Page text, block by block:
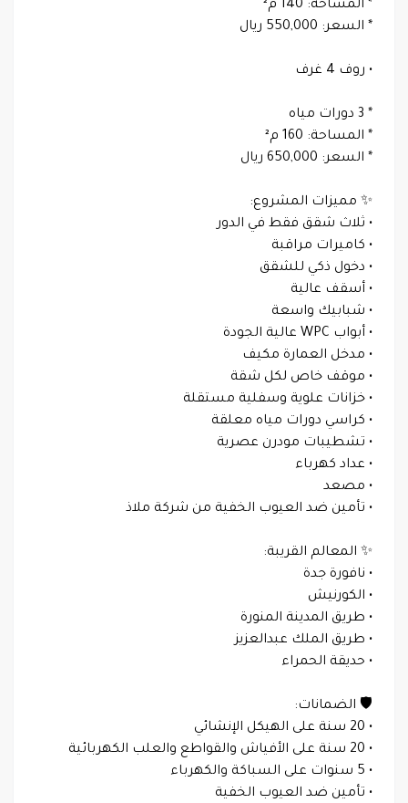
* المساحة: 140 م²
* السعر: 550,000 ريال
• روف 4 غرف
* 3 دورات مياه
* المساحة: 160 م²
* السعر: 650,000 ريال
✨ مميزات المشروع:
• ثلاث شقق فقط في الدور
• كاميرات مراقبة
• دخول ذكي للشقق
• أسقف عالية
• شبابيك واسعة
• أبواب WPC عالية الجودة
• مدخل العمارة مكيف
• موقف خاص لكل شقة
• خزانات علوية وسفلية مستقلة
• كراسي دورات مياه معلقة
• تشطيبات مودرن عصرية
• عداد كهرباء
• مصعد
• تأمين ضد العيوب الخفية من شركة ملاذ
✨ المعالم القريبة:
• نافورة جدة
• الكورنيش
• طريق المدينة المنورة
• طريق الملك عبدالعزيز
• حديقة الحمراء
🛡️ الضمانات:
• 20 سنة على الهيكل الإنشائي
• 20 سنة على الأفياش والقواطع والعلب الكهربائية
• 5 سنوات على السباكة والكهرباء
• تأمين ضد العيوب الخفية